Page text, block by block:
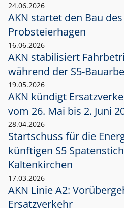
24.06.2026
AKN startet den Bau
Probsteierhagen
16.06.2026
AKN stabilisiert
während der S5-
19.05.2026
AKN kündigt
vom 26. Mai bis 2. Juni
28.04.2026
Startschuss für die
künftigen S5
Kaltenkirchen
17.03.2026
AKN Linie A2:
Ersatzverkehr